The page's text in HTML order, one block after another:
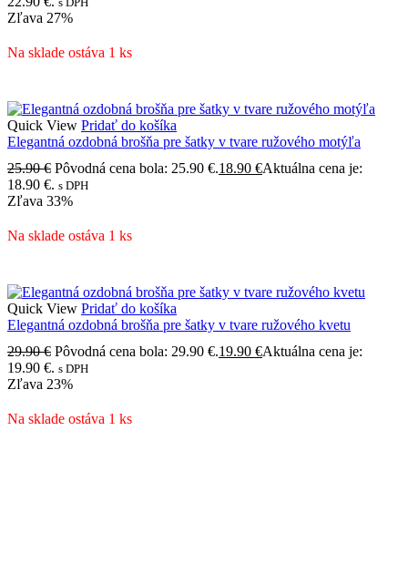
Zľava 27%
Na sklade ostáva 1 ks
Quick View Pridať do košíka
Elegantná ozdobná brošňa pre šatky v tvare ružového motýľa
25.90€ Pôvodná cena bola: 25.90 €.18.90 €Aktuálna cena je:
18.90 €. s DPH
Zľava 33%
Na sklade ostáva 1 ks
Quick View Pridať do košíka
Elegantná ozdobná brošňa pre šatky v tvare ružového kvetu
29.90€ Pôvodná cena bola: 29.90 €.19.90 €Aktuálna cena je:
19.90 €. s DPH
Zľava 23%
Na sklade ostáva 1 ks